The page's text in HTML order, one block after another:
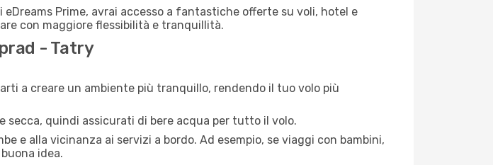
Prime, avrai accesso a fantastiche offerte su voli, hotel e
con maggiore flessibilità e tranquillità.
- Tatry
a creare un ambiente più tranquillo, rendendo il tuo volo più
secca, quindi assicurati di bere acqua per tutto il volo.
e alla vicinanza ai servizi a bordo. Ad esempio, se viaggi con bambini,
idea.